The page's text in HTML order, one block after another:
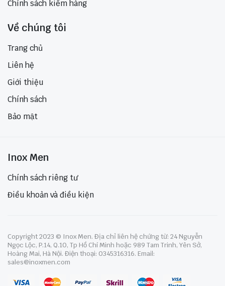
Chính sách kiểm hàng
Về chúng tôi
Trang chủ
Liên hệ
Giới thiệu
Chính sách
Bảo mật
Inox Men
Chính sách riêng tư
Điều khoản và điều kiện
Copyright 2023 © Inox Men. Địa chỉ liên hệ chứng từ: 24 Nguyễn
Ngọc Lộc, P.14, Q.10, Tp Hồ Chí Minh hoặc 989 Tam Trinh, Yên Sở,
Hoàng Mai, Hà Nội. Điện thoại: 0345316316. Email:
sales@inoxmen.com